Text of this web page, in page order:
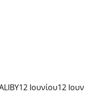
12 Ιουνίου12 Ιουν